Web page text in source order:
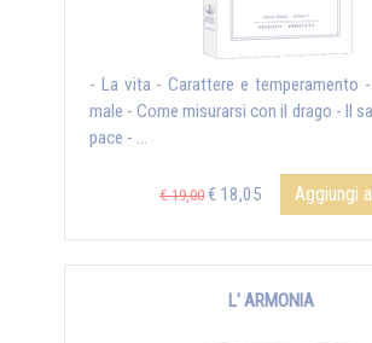
- La vita - Carattere e temperamento
male - Come misurarsi con il drago - Il
pace - ...
€ 19,00 € 18,05 Aggiungi
L' ARMONIA